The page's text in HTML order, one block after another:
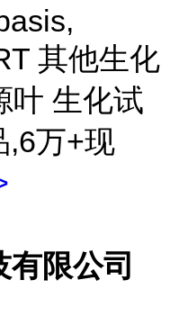
其他生化
叶 生化试
,6万+现
限公司